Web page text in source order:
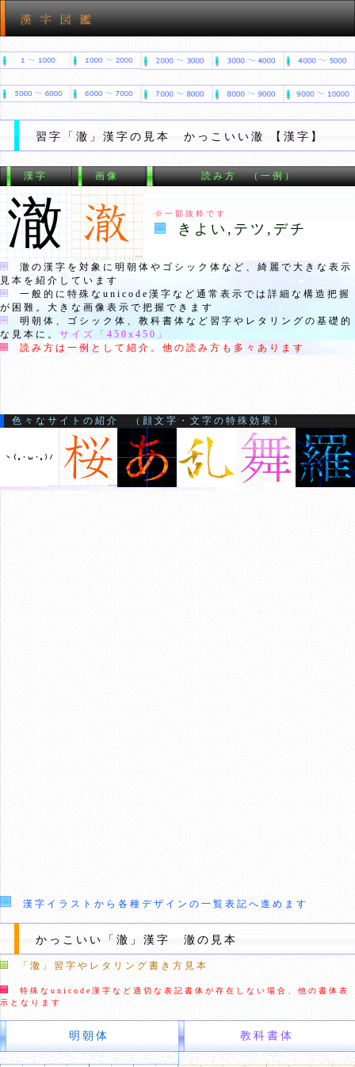
習字「澈」漢字の見本 かっこいい澈 【漢字】
漢字 画像 読み方 （一例）
澈 ※一部抜粋です
きよい,テツ,デチ
澈 の漢字を対象に明朝体やゴシック体など、綺麗で大きな表示
見本を紹介しています
一般的に特殊なunicode漢字など通常表示では詳細な構造把握
が困難。大きな画像表示で把握できます
明朝体、ゴシック体、教科書体など習字やレタリングの基礎的
な見本に。 サイズ「 450x450 」
読み方は一例として紹介。他の読み方も多々あります
色々なサイトの紹介 （顔文字・文字の特殊効果）
漢字イラストから各種デザインの一覧表記へ進めます
かっこいい「澈」漢字 澈の見本
「澈」習字やレタリング書き方見本
特殊なunicode漢字など適切な表記書体が存在しない場合、他の書体表
示となります
明朝体 教科書体